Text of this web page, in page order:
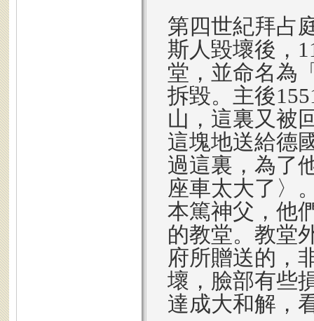
第四世紀拜占
斯人毀壞後，
堂，並命名為
拆毀。主後
山，這裏又被
這塊地送給德
過這裏，為了
座車太大了〉
本篤神父，他
的教堂。教堂
府所贈送的，
壞，臉部有些
達成大和解，